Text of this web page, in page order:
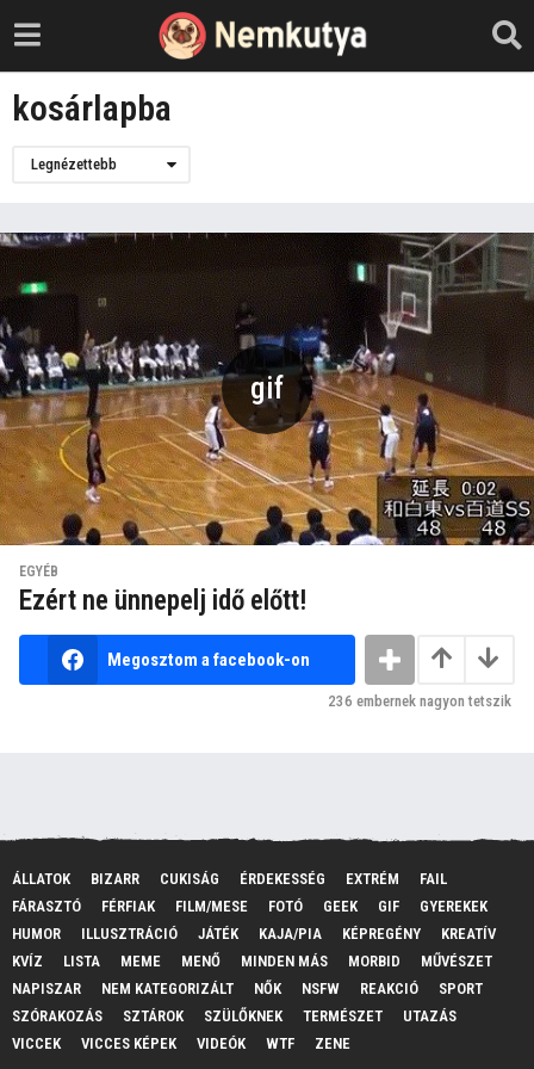
kosárlapba
Legnézettebb
EGYÉB
Ezért ne ünnepelj idő előtt!
Megosztom a facebook-on
236 embernek nagyon tetszik
ÁLLATOK BIZARR CUKISÁG ÉRDEKESSÉG EXTRÉM
FAIL
FÁRASZTÓ
FÉRFIAK FILM/MESE FOTÓ GEEK GIF
GYEREKEK
HUMOR
ILLUSZTRÁCIÓ JÁTÉK KAJA/PIA KÉPREGÉNY
KREATÍV
KVÍZ
LISTA MEME MENŐ MINDEN MÁS MORBID
MŰVÉSZET
NAPISZAR
NEM KATEGORIZÁLT NŐK NSFW REAKCIÓ
SPORT
SZÓRAKOZÁS
SZTÁROK SZÜLŐKNEK TERMÉSZET
UTAZÁS
VICCEK
VICCES KÉPEK VIDEÓK WTF ZENE